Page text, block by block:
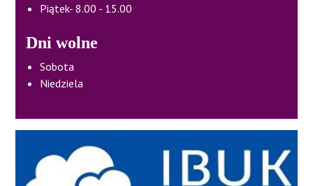
Piątek- 8.00 - 15.00
Dni wolne
Sobota
Niedziela